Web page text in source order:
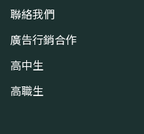
聯絡我們
廣告行銷合作
高中生
高職生